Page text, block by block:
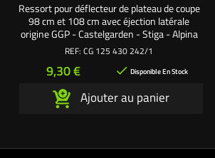
Ressort pour déflecteur de plateau de coupe
98 cm et 108 cm avec éjection latérale
origine GGP - Castelgarden - Stiga - Alpina
Ressort pour déflecteurs
125430242/1
REF: CG 125 430 242/1
Prix
9,30 €  Disponible En Stock
Ajouter au panier